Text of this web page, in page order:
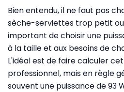
Bien entendu, il ne faut pas
sèche-serviettes trop petit
important de choisir une
à la taille et aux besoins de
L'idéal est de faire calculer
professionnel, mais en règle
souvent une puissance de 93